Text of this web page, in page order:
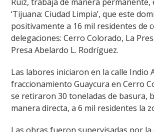
‘Tijuana: Ciudad Limpia’, que este
positivamente a 16 mil residentes de
delegaciones: Cerro Colorado, La
Presa Abelardo L. Rodríguez.
Las labores iniciaron en la calle Indio
fraccionamiento Guaycura en Cerro
se retiraron 30 toneladas de basura,
manera directa, a 6 mil residentes la